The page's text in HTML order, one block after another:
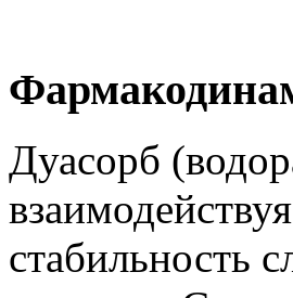
Дуасорб
стабильность